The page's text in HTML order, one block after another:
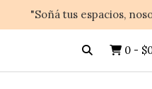
"Soñá tus espacios,
0 -